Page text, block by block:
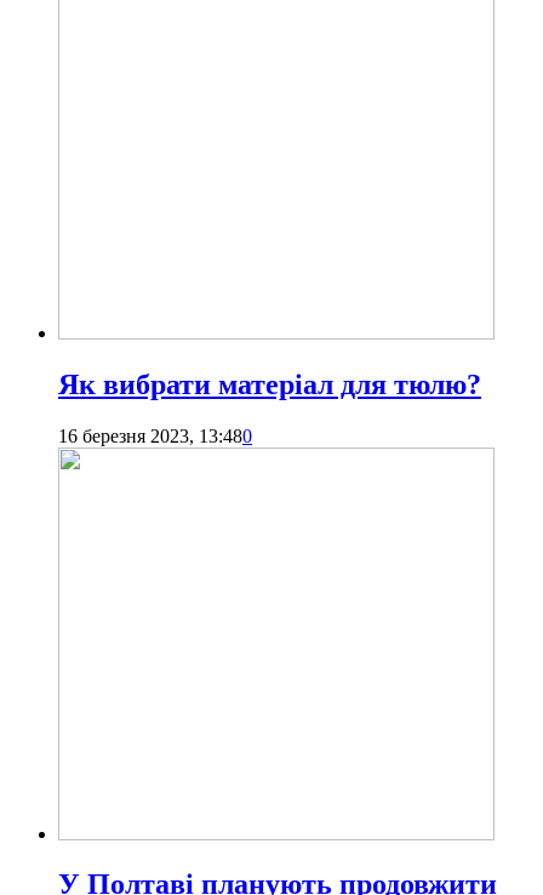
Як вибрати матеріал для тюлю?
16 березня 2023, 13:480
У Полтаві планують продовжити